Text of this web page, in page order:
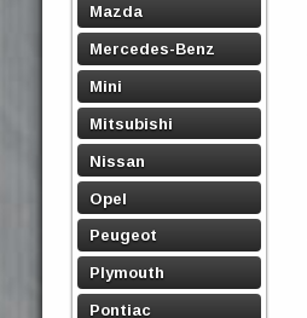
Mazda
Mercedes-Benz
Mini
Mitsubishi
Nissan
Opel
Peugeot
Plymouth
Pontiac